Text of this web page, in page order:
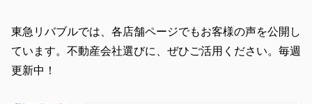
東急リバブルでは、各店舗ページでもお客様の声を公開し
ています。不動産会社選びに、ぜひご活用ください。毎週
更新中！